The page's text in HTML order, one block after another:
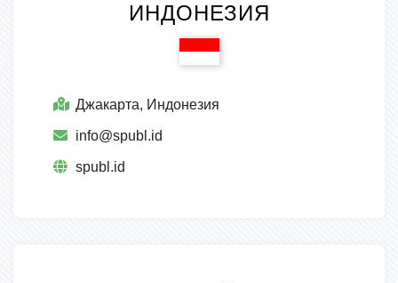
ИНДОНЕЗИЯ
Джакарта, Индонезия
info@spubl.id
spubl.id